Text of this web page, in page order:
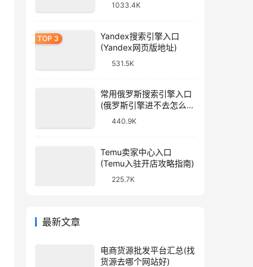
1033.4K
Yandex搜索引擎入口
(Yandex网页版地址)
531.5K
常用俄罗斯搜索引擎入口
(俄罗斯引擎进不去怎么
440.9K
Temu卖家中心入口
(Temu入驻开店攻略指南)
225.7K
最新文章
电商货源批发平台汇总(找
货源去哪个网站好)